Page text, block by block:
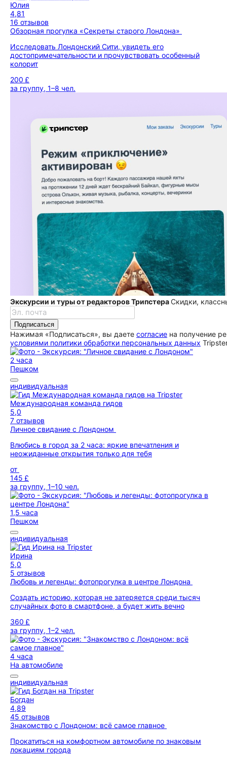
Юлия
4,81
16 отзывов
Обзорная прогулка «Секреты старого Лондона»
Исследовать Лондонский Сити, увидеть его
достопримечательности и прочувствовать особенный
колорит
200 £
за группу, 1–8 чел.
Экскурсии и туры от редакторов ТрипстераСкидки,
Подписаться
Нажимая «Подписаться», вы даете согласие на получение
условиями политики обработки персональных данных
2 часа
Пешком
индивидуальная
Международная команда гидов
5,0
7 отзывов
Личное свидание с Лондоном
Влюбись в город за 2 часа: яркие впечатления и
неожиданные открытия только для тебя
от
145 £
за группу, 1–10 чел.
1,5 часа
Пешком
индивидуальная
Ирина
5,0
5 отзывов
Любовь и легенды: фотопрогулка в центре Лондона
Создать историю, которая не затеряется среди тысяч
случайных фото в смартфоне, а будет жить вечно
360 £
за группу, 1–2 чел.
4 часа
На автомобиле
индивидуальная
Богдан
4,89
45 отзывов
Знакомство с Лондоном: всё самое главное
Прокатиться на комфортном автомобиле по знаковым
локациям города